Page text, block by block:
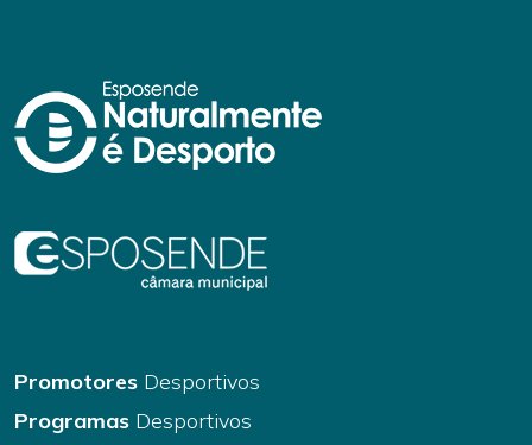
Promotores Desportivos
Programas Desportivos